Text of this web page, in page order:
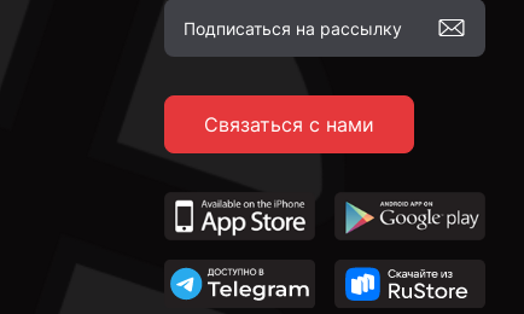
Связаться с нами